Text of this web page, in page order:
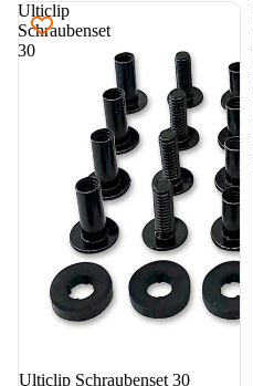
Ulticlip
Schraubenset
30
Ulticlip Schraubenset 30